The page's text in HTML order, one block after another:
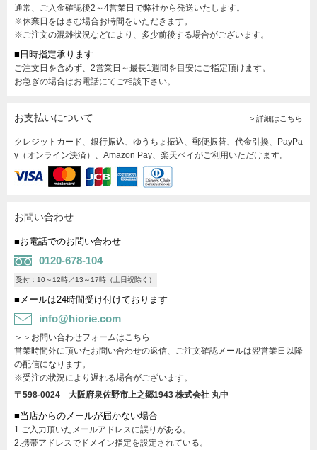
通常、ご入金確認後2～4営業日で弊社から発送いたします。
※休業日をはさむ場合お時間をいただきます。
※ご注文の混雑状況などにより、多少前後する場合がございます。
■日時指定承ります
ご注文日を含めず、2営業日～最長1週間を目安にご指定頂けます。
お急ぎの場合はお電話にてご相談下さい。
お支払いについて > 詳細はこちら
クレジットカード、銀行振込、ゆうちょ振込、郵便振替、代金引換、PayPa
y（オンライン決済）、Amazon Pay、楽天ペイがご利用いただけます。
お問い合わせ
■お電話でのお問い合わせ
0120-678-104
受付：10～12時／13～17時（土日祝除く）
■メールは24時間受け付けております
info@hiorie.com
＞＞お問い合わせフォームはこちら
営業時間外に頂いたお問い合わせの返信、ご注文確認メールは翌営業日以降
の配信になります。
※受注の状況により遅れる場合がございます。
〒598-0024 大阪府泉佐野市上之郷1943 株式会社 丸中
■当店からのメールが届かない場合
1.ご入力頂いたメールアドレスに誤りがある。
2.携帯アドレスでドメイン指定を設定されている。